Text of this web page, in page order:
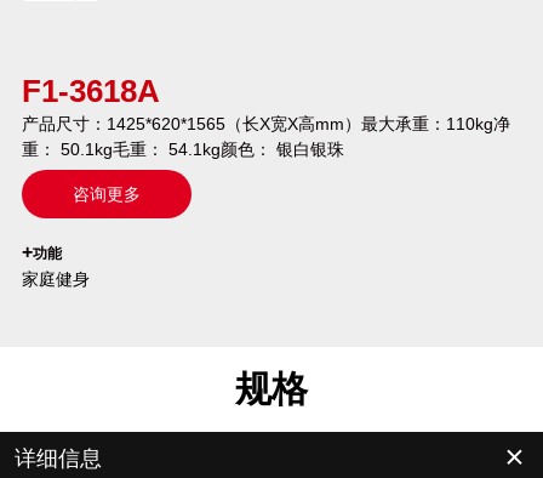
F1-3618A
产品尺寸：1425*620*1565（长X宽X高mm）最大承重：110kg净
重： 50.1kg毛重： 54.1kg颜色： 银白银珠
咨询更多
`
+功能
家庭健身
规格
详细信息 ＋